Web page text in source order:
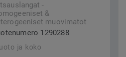
-
&
muovimatot
1290288
ja koko